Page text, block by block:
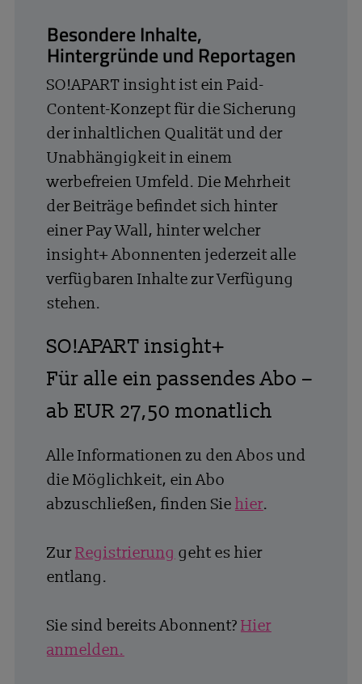
Besondere Inhalte,
Hintergründe und Reportagen
SO!APART insight ist ein Paid-
Content-Konzept für die Sicherung
der inhaltlichen Qualität und der
Unabhängigkeit in einem
werbefreien Umfeld. Die Mehrheit
der Beiträge befindet sich hinter
einer Pay Wall, hinter welcher
insight+ Abonnenten jederzeit alle
verfügbaren Inhalte zur Verfügung
stehen.
SO!APART insight+
Für alle ein passendes Abo –
ab EUR 27,50 monatlich
Alle Informationen zu den Abos und
die Möglichkeit, ein Abo
abzuschließen, finden Sie hier.
ZurRegistrierung geht es hier
entlang.
Sie sind bereits Abonnent? Hier
anmelden.